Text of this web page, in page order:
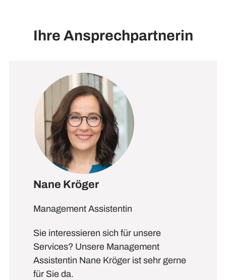
Ihre Ansprechpartnerin
Nane Kröger
Management Assistentin
Sie interessieren sich für unsere
Services? Unsere Management
Assistentin Nane Kröger ist sehr gerne
für Sie da.